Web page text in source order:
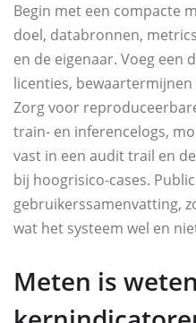
Begin met een compacte
doel, databronnen,
en de eigenaar. Voeg een
licenties,
Zorg voor
train‑ en inferencelogs,
vast in een audit trail en
bij hoogrisico‑cases.
gebruikerssamenvatting,
wat het systeem wel en
Meten is